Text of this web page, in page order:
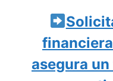
asegura